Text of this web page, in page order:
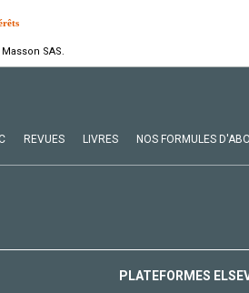
SAS.
REVUES LIVRES NOS FORMULES
PLATEFORMES